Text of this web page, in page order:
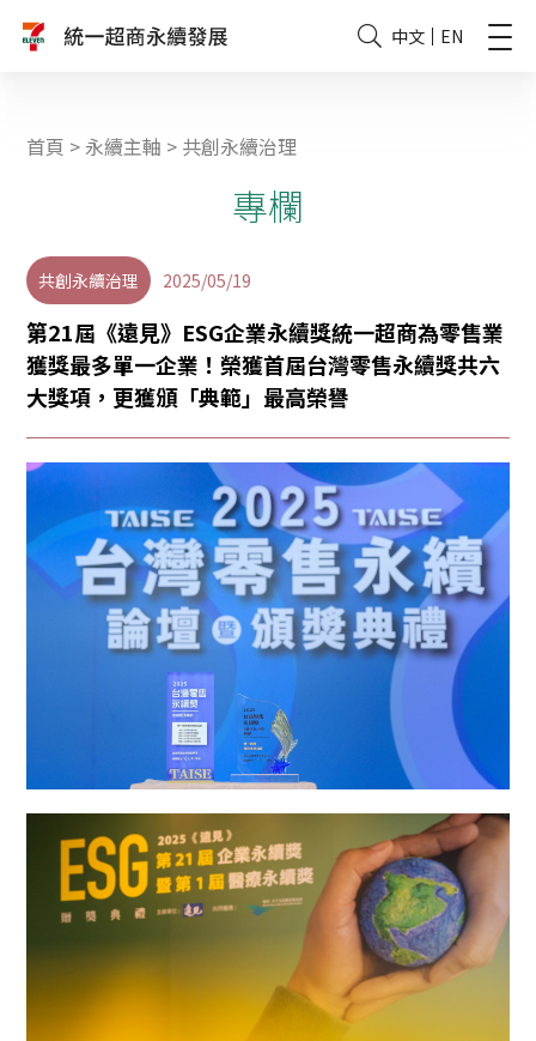
中文 EN
首頁 > 永續主軸 > 共創永續治理
專欄
共創永續治理 2025/05/19
第21屆《遠見》ESG企業永續獎統一超商為零售業
獲獎最多單一企業！榮獲首屆台灣零售永續獎共六
大獎項，更獲頒「典範」最高榮譽